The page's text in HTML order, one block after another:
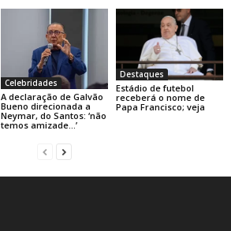
Celebridades
A declaração de Galvão
Bueno direcionada a
Neymar, do Santos: ‘não
temos amizade…’
Destaques
Estádio de futebol
receberá o nome de
Papa Francisco; veja